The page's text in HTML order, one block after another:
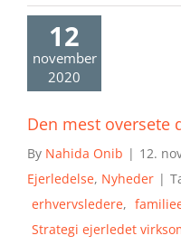
12
november
2020
Den mest oversete
By Nahida Onib | 12.
Ejerledelse, Nyheder |
erhvervsledere,
Strategi ejerledet